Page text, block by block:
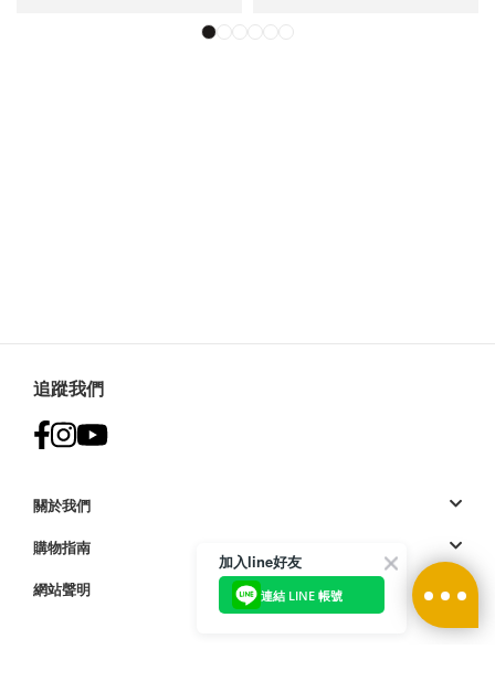
追蹤我們
關於我們
購物指南
網站聲明
加入line好友
連結 LINE 帳號